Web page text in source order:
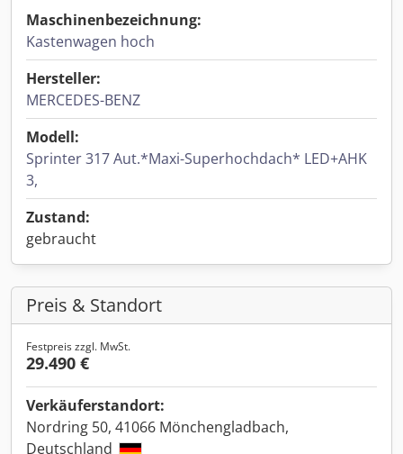
Maschinenbezeichnung:
Kastenwagen hoch
Hersteller:
MERCEDES-BENZ
Modell:
Sprinter 317 Aut.*Maxi-Superhochdach* LED+AHK
3,
Zustand:
gebraucht
Preis & Standort
Festpreis zzgl. MwSt.
29.490 €
Verkäuferstandort:
Nordring 50, 41066 Mönchengladbach,
Deutschland